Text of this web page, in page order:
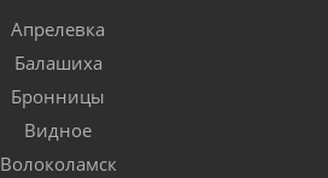
Апрелевка
Балашиха
Бронницы
Видное
Волоколамск